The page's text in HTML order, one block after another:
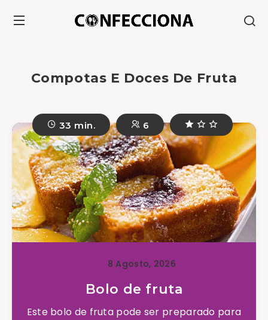
Compotas E Doces De Fruta
33 min. 6
8 Agosto, 2026
Bolo de fruta
Este bolo de fruta pode ser preparado para